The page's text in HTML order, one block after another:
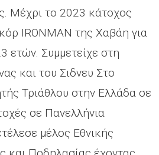
Mέχρι το 2023 κάτοχος
IRONMAN της Χαβάη για
ετών. Συμμετείχε στη
και του Σιδνευ Στο
Τριάθλου στην Ελλάδα σε
σε Πανελλήνια
μέλος Εθνικής